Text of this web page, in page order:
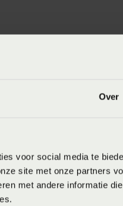
Over
voor social media te
site met onze partners
met andere informatie